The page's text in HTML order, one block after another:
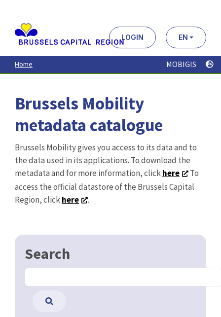
contenu
principal
LOGIN EN
Home MOBIGIS
Brussels Mobility
metadata catalogue
Brussels Mobility gives you access to its data and to
the data used in its applications. To download the
metadata and for more information, clickhere
To
access the official datastore of the Brussels Capital
Region, clickhere .
Search